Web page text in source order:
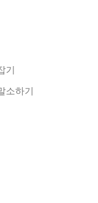
기
소하기